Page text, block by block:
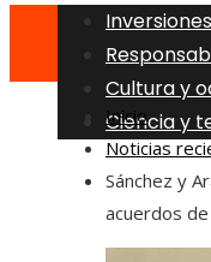
Cultura y
Ciencia y
Inicio
Noticias
Sánchez y
acuerdos